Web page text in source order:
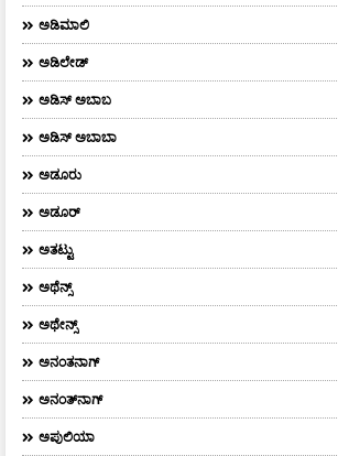
ಅಡಿಮಾಲಿ
ಅಡಿಲೇಡ್
ಅಡಿಸ್ ಅಬಾಬ
ಅಡಿಸ್ ಅಬಾಬಾ
ಅಡೂರು
ಅಡೂರ್
ಅತಟ್ಟು
ಅಥೆನ್ಸ್
ಅಥೇನ್ಸ್‌
ಅನಂತನಾಗ್
ಅನಂತ್‌ನಾಗ್‌
ಅಪುಲಿಯಾ